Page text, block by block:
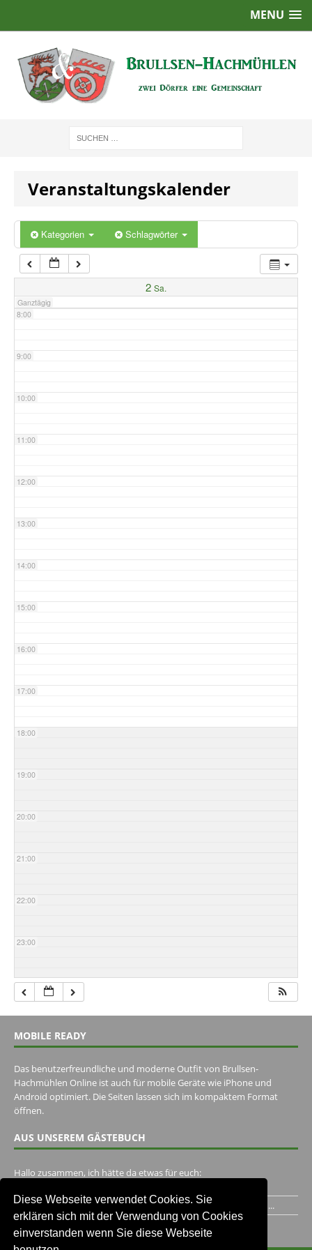
Diese Webseite verwendet Cookies. Sie
erklären sich mit der Verwendung von Cookies
einverstanden wenn Sie diese Webseite
MENU
Veranstaltungskalender
Kategorien Schlagwörter
2 Sa.
Ganztägig
2:00
5:00
7:00
8:00
9:00
10:00
11:00
12:00
13:00
14:00
15:00
16:00
17:00
18:00
19:00
20:00
21:00
22:00
23:00
MOBILE READY
Das benutzerfreundliche und moderne Outfit von Brullsen-
Hachmühlen Online ist auch für mobile Geräte wie iPhone und
Android optimiert. Die Seiten lassen sich im kompaktem Format
öffnen.
AUS UNSEREM GÄSTEBUCH
Hallo zusammen, ich hätte da etwas für euch:
Ich habe ein Jahr im Gasthaus Hugo Pape verbracht..Habe ihn...
Unser Gästebuch besuchen